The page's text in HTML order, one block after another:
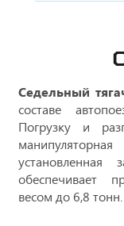
Седельный
составе
Погрузку и
установленная
обеспечивает
весом до 6,8 тонн.